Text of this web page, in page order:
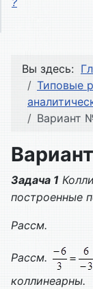
Вы здесь:
Типовые
Вариант
Задача 1
построенные
Рассм.
Рассм.
коллинеарны.